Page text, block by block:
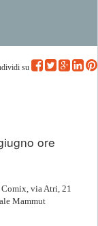
su
ore
via Atri, 21
Mammut